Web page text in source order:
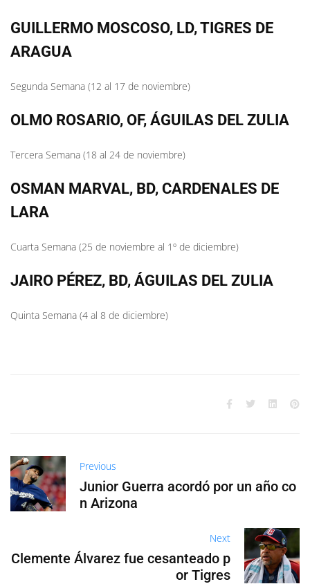
GUILLERMO MOSCOSO, LD, TIGRES DE
ARAGUA
Segunda Semana (12 al 17 de noviembre)
OLMO ROSARIO, OF, ÁGUILAS DEL ZULIA
Tercera Semana (18 al 24 de noviembre)
OSMAN MARVAL, BD, CARDENALES DE
LARA
Cuarta Semana (25 de noviembre al 1º de diciembre)
JAIRO PÉREZ, BD, ÁGUILAS DEL ZULIA
Quinta Semana (4 al 8 de diciembre)
Previous
Junior Guerra acordó por un año co
n Arizona
Next
Clemente Álvarez fue cesanteado p
or Tigres